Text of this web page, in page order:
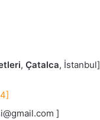
, Çatalca, İstanbul]
]